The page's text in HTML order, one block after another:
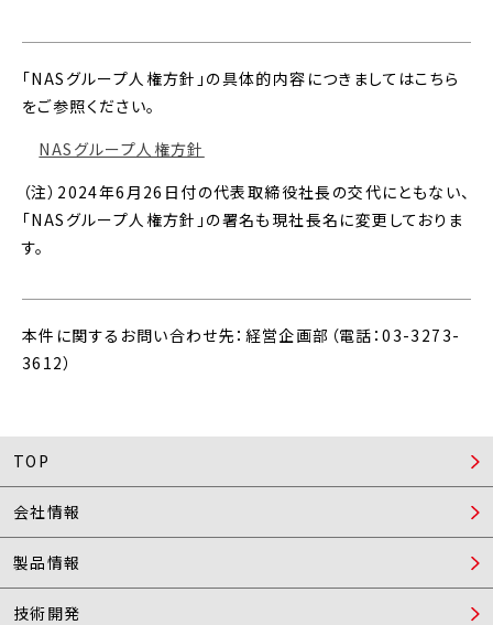
「NASグループ人権方針」の具体的内容につきましてはこちら
をご参照ください。
NASグループ人権方針
（注）2024年6月26日付の代表取締役社長の交代にともない、
「NASグループ人権方針」の署名も現社長名に変更しておりま
す。
本件に関するお問い合わせ先：経営企画部（電話：03-3273-
3612）
TOP
会社情報
製品情報
技術開発